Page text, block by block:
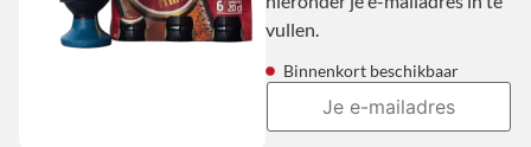
vullen.
Binnenkort beschikbaar